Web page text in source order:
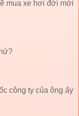
mua xe hơi đời mới
công ty của ông ấy